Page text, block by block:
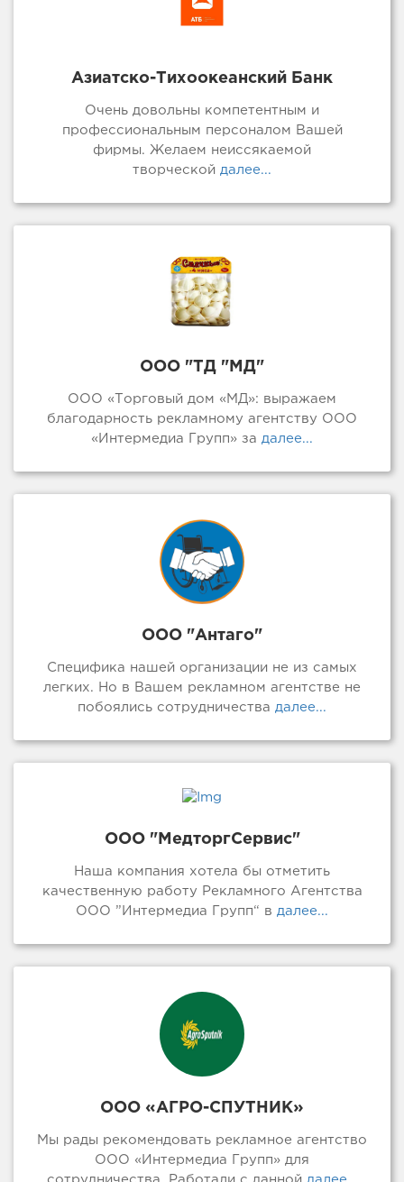
Азиатско-Тихоокеанский Банк
Очень довольны компетентным и
профессиональным персоналом Вашей
фирмы. Желаем неиссякаемой
творческой далее...
ООО "ТД "МД"
ООО «Торговый дом «МД»: выражаем
благодарность рекламному агентству ООО
«Интермедиа Групп» за далее...
ООО "Антаго"
Специфика нашей организации не из самых
легких. Но в Вашем рекламном агентстве не
побоялись сотрудничества далее...
ООО "МедторгСервис"
Наша компания хотела бы отметить
качественную работу Рекламного Агентства
ООО ”Интермедиа Групп“ в далее...
ООО «АГРО-СПУТНИК»
Мы рады рекомендовать рекламное агентство
ООО «Интермедиа Групп» для